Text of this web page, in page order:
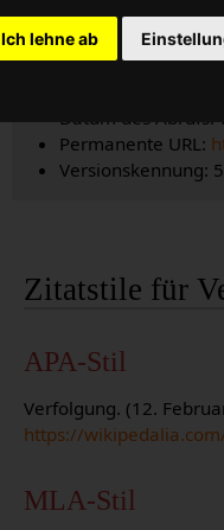
Ich lehne ab
Seitentitel:
Autor(en):
Herausgeber:
Datum des Abrufs:
Permanente URL:
Versionskennung:
Zitatstile für
APA-Stil
Verfolgung. (12.
https://
MLA-Stil